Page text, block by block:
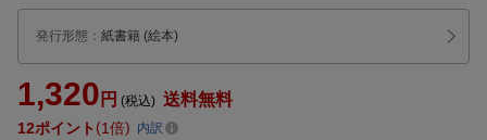
発行形態 ： 紙書籍 (絵本)
1,320 円 (税込) 送料無料
12ポイント 1倍 内訳